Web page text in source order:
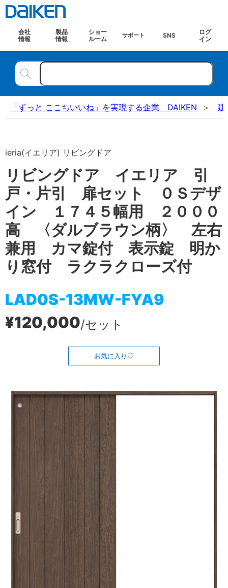
会社
情報
製品
情報
ショー
ルーム
サポート SNS
ログ
イン
「ずっと ここちいいね」を実現する企業 DAIKEN 建
ieria(イエリア) リビングドア
リビングドア イエリア 引
戸・片引 扉セット ０Ｓデザ
イン １７４５幅用 ２０００
高 〈ダルブラウン柄〉 左右
兼用 カマ錠付 表示錠 明か
り窓付 ラクラクローズ付
LAD0S-13MW-FYA9
¥120,000/セット
お気に入り